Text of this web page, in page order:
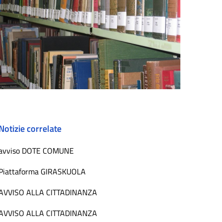
correlate
DOTE COMUNE
GIRASKUOLA
ALLA CITTADINANZA
ALLA CITTADINANZA